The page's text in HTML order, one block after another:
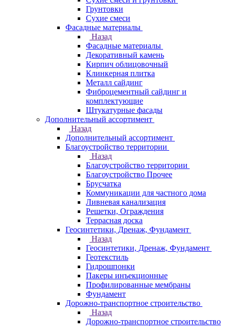
Грунтовки
Сухие смеси
Фасадные материалы
Назад
Фасадные материалы
Декоративный камень
Кирпич облицовочный
Клинкерная плитка
Металл сайдинг
Фиброцементный сайдинг и
комплектующие
Штукатурные фасады
Дополнительный ассортимент
Назад
Дополнительный ассортимент
Благоустройство территории
Назад
Благоустройство территории
Благоустройство Прочее
Брусчатка
Коммуникации для частного дома
Ливневая канализация
Решетки, Ограждения
Террасная доска
Геосинтетики, Дренаж, Фундамент
Назад
Геосинтетики, Дренаж, Фундамент
Геотекстиль
Гидрошпонки
Пакеры инъекционные
Профилированные мембраны
Фундамент
Дорожно-транспортное строительство
Назад
Дорожно-транспортное строительство